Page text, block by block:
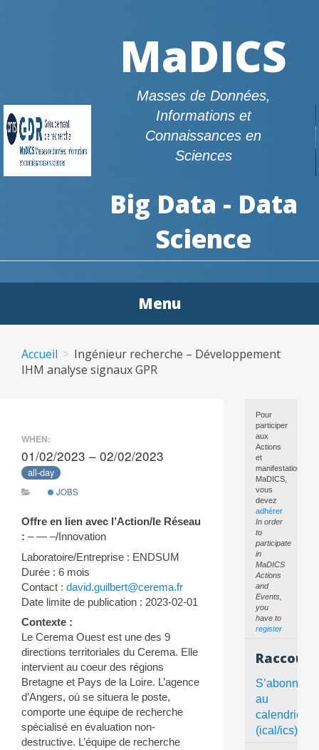
MaDICS
Masses de Données,
Informations et
Connaissances en
Sciences
Big Data - Data
Science
Menu
content
Accueil
Ingénieur recherche – Développement
IHM analyse signaux GPR
WHEN:
01/02/2023 – 02/02/2023
all-day
JOBS
Offre en lien avec l’Action/le Réseau
: – — –/Innovation
Laboratoire/Entreprise : ENDSUM
Durée : 6 mois
Contact : david.guilbert@cerema.fr
Date limite de publication : 2023-02-01
Contexte :
Le Cerema Ouest est une des 9
directions territoriales du Cerema. Elle
intervient au coeur des régions
Bretagne et Pays de la Loire. L’agence
d’Angers, où se situera le poste,
comporte une équipe de recherche
spécialisé en évaluation non-
destructive. L’équipe de recherche
Pour
participer
aux
Actions
et
manifestations
MaDICS,
vous
devez
adhérer
In order
to
participate
in
MaDICS
Actions
and
Events,
you
have to
register
S’abonner
au
calendrier
(ical/ics)